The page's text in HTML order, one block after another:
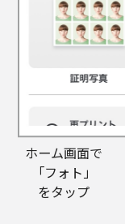
ホーム画面で
「フォト」
をタップ